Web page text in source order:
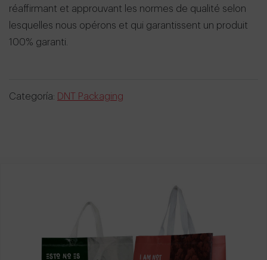
réaffirmant et approuvant les normes de qualité selon
lesquelles nous opérons et qui garantissent un produit
100% garanti.
Categoría: DNT Packaging